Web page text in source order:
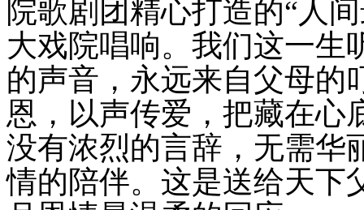
院歌剧团精心打造的“人
大戏院唱响。我们这一生
的声音，永远来自父母的
恩，以声传爱，把藏在心
没有浓烈的言辞，无需华
情的陪伴。这是送给天下